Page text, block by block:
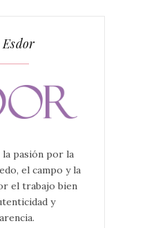
la pasión por la
el campo y la
el trabajo bien
y